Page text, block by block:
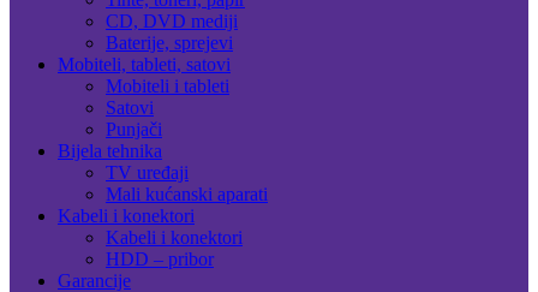
CD, DVD mediji
Baterije, sprejevi
Mobiteli, tableti, satovi
Mobiteli i tableti
Satovi
Punjači
Bijela tehnika
TV uređaji
Mali kućanski aparati
Kabeli i konektori
Kabeli i konektori
HDD – pribor
Garancije